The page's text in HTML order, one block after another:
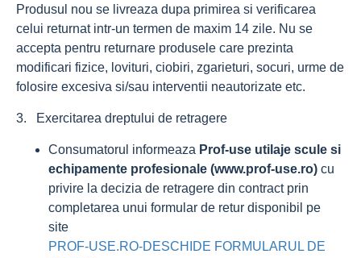
Produsul nou se livreaza dupa primirea si verificarea
celui returnat intr-un termen de maxim 14 zile. Nu se
accepta pentru returnare produsele care prezinta
modificari fizice, lovituri, ciobiri, zgarieturi, socuri, urme de
folosire excesiva si/sau interventii neautorizate etc.
3. Exercitarea dreptului de retragere
Consumatorul informeaza Prof-use utilaje scule si
echipamente profesionale (www.prof-use.ro) cu
privire la decizia de retragere din contract prin
completarea unui formular de retur disponibil pe
site
PROF-USE.RO-DESCHIDE FORMULARUL DE